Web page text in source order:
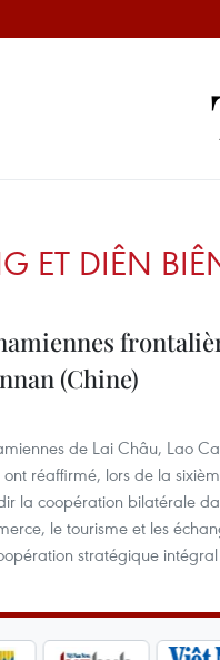
ET DIÊN
(Chine)
de Lai Châu, Lao
réaffirmé, lors de la
la coopération bilatérale
le tourisme et les
stratégique